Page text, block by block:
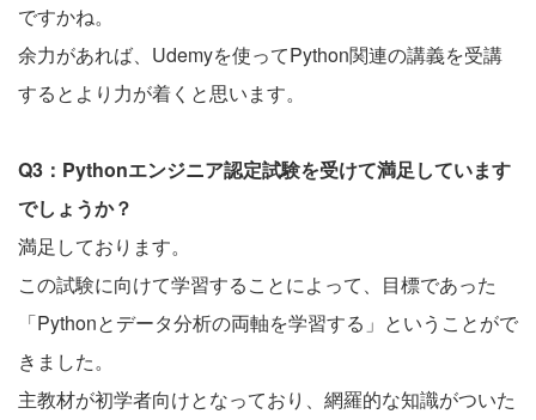
ですかね。
余力があれば、Udemyを使ってPython関連の講義を受講
するとより力が着くと思います。
Q3：Pythonエンジニア認定試験を受けて満足しています
でしょうか？
満足しております。
この試験に向けて学習することによって、目標であった
「Pythonとデータ分析の両軸を学習する」ということがで
きました。
主教材が初学者向けとなっており、網羅的な知識がついた